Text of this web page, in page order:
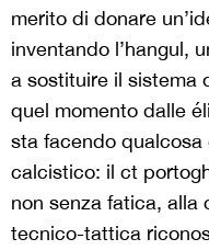
merito di donare
inventando l’hangul,
a sostituire il sistema
quel momento dalle
sta facendo qualcosa
calcistico: il ct
non senza fatica, alla
tecnico-tattica